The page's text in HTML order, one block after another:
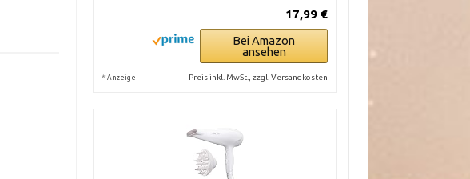
17,99 €
Bei Amazon
ansehen
* Anzeige Preis inkl. MwSt., zzgl. Versandkosten